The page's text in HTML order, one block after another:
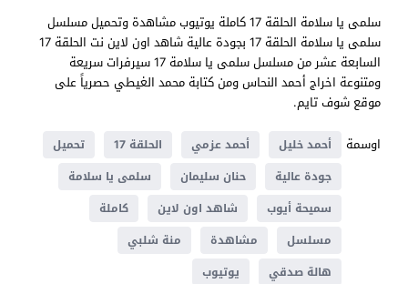
سلمى يا سلامة الحلقة 17 كاملة يوتيوب مشاهدة وتحميل مسلسل
سلمى يا سلامة الحلقة 17 بجودة عالية شاهد اون لاين نت الحلقة 17
السابعة عشر من مسلسل سلمى يا سلامة 17 سيرفرات سريعة
ومتنوعة اخراج أحمد النحاس ومن كتابة محمد الغيطي حصرياً على
موقع شوف تايم.
اوسمة
أحمد خليل أحمد عزمي الحلقة 17
تحميل
جودة عالية
حنان سليمان
سلمى يا سلامة
سميحة أيوب
شاهد اون لاين
كاملة
مسلسل
مشاهدة
منة شلبي
هالة صدقي
يوتيوب